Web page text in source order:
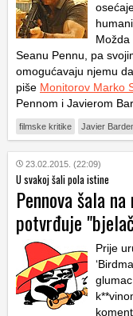
Možda
Seanu Pennu, pa
omogućavaju njemu
piše Monitorov Marko
Pennom i Javierom
filmske kritike Javier
23.02.2015. (22:09)
U svakoj šali pola istine
Pennova šala
potvrđuje
Prije